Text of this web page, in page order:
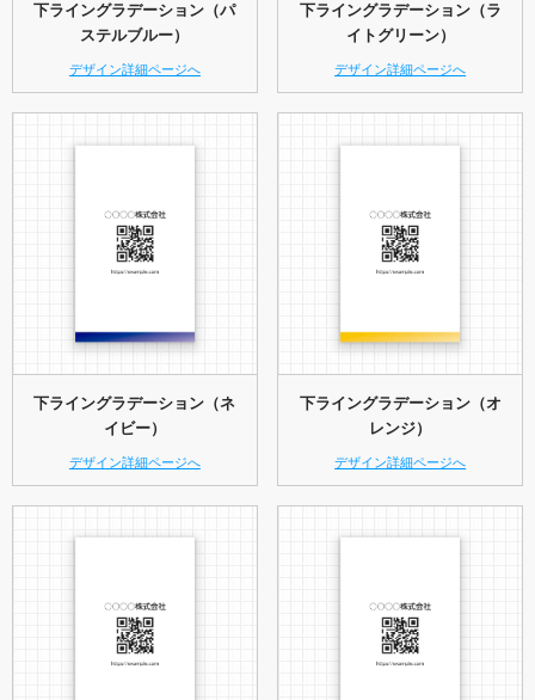
下ライングラデーション（パ
ステルブルー）
デザイン詳細ページへ
下ライングラデーション（ラ
イトグリーン）
デザイン詳細ページへ
下ライングラデーション（ネ
イビー）
デザイン詳細ページへ
下ライングラデーション（オ
レンジ）
デザイン詳細ページへ